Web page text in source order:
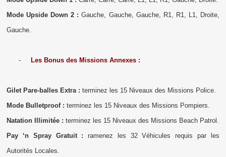
Mode Upside Down 2 : Gauche, Gauche, Gauche, R1, R1, L1, Droite,
Gauche.
- Les Bonus des Missions Annexes :
Gilet Pare-balles Extra : terminez les 15 Niveaux des Missions Police.
Mode Bulletproof : terminez les 15 Niveaux des Missions Pompiers.
Natation Illimitée : terminez les 15 Niveaux des Missions Beach Patrol.
Pay ‘n Spray Gratuit : ramenez les 32 Véhicules requis par les
Autorités Locales.